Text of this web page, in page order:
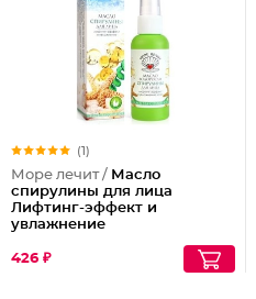
(1)
Море лечит / Масло
спирулины для лица
Лифтинг-эффект и
увлажнение
426 ₽